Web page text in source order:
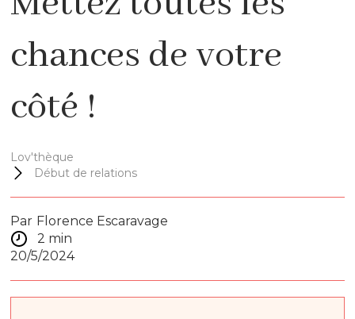
chances de votre
côté !
Lov'thèque
Début de relations
Par Florence Escaravage
2 min
20/5/2024